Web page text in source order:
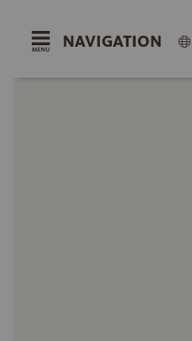
NAVIGATION